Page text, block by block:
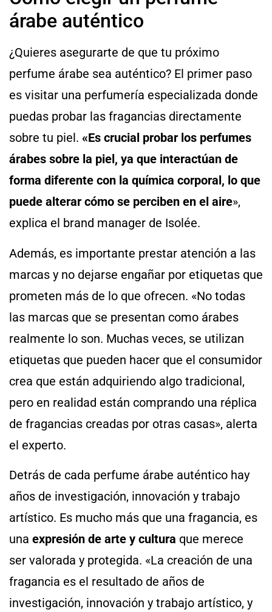
árabe auténtico
¿Quieres asegurarte de que tu próximo
perfume árabe sea auténtico? El primer paso
es visitar una perfumería especializada donde
puedas probar las fragancias directamente
sobre tu piel. «Es crucial probar los perfumes
árabes sobre la piel, ya que interactúan de
forma diferente con la química corporal, lo que
puede alterar cómo se perciben en el aire»,
explica el brand manager de Isolée.
Además, es importante prestar atención a las
marcas y no dejarse engañar por etiquetas que
prometen más de lo que ofrecen. «No todas
las marcas que se presentan como árabes
realmente lo son. Muchas veces, se utilizan
etiquetas que pueden hacer que el consumidor
crea que están adquiriendo algo tradicional,
pero en realidad están comprando una réplica
de fragancias creadas por otras casas», alerta
el experto.
Detrás de cada perfume árabe auténtico hay
años de investigación, innovación y trabajo
artístico. Es mucho más que una fragancia, es
una expresión de arte y cultura que merece
ser valorada y protegida. «La creación de una
fragancia es el resultado de años de
investigación, innovación y trabajo artístico, y